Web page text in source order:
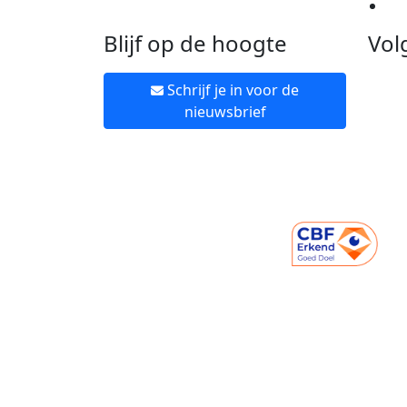
Blijf op de hoogte
Schrijf je in voor de
nieuwsbrief